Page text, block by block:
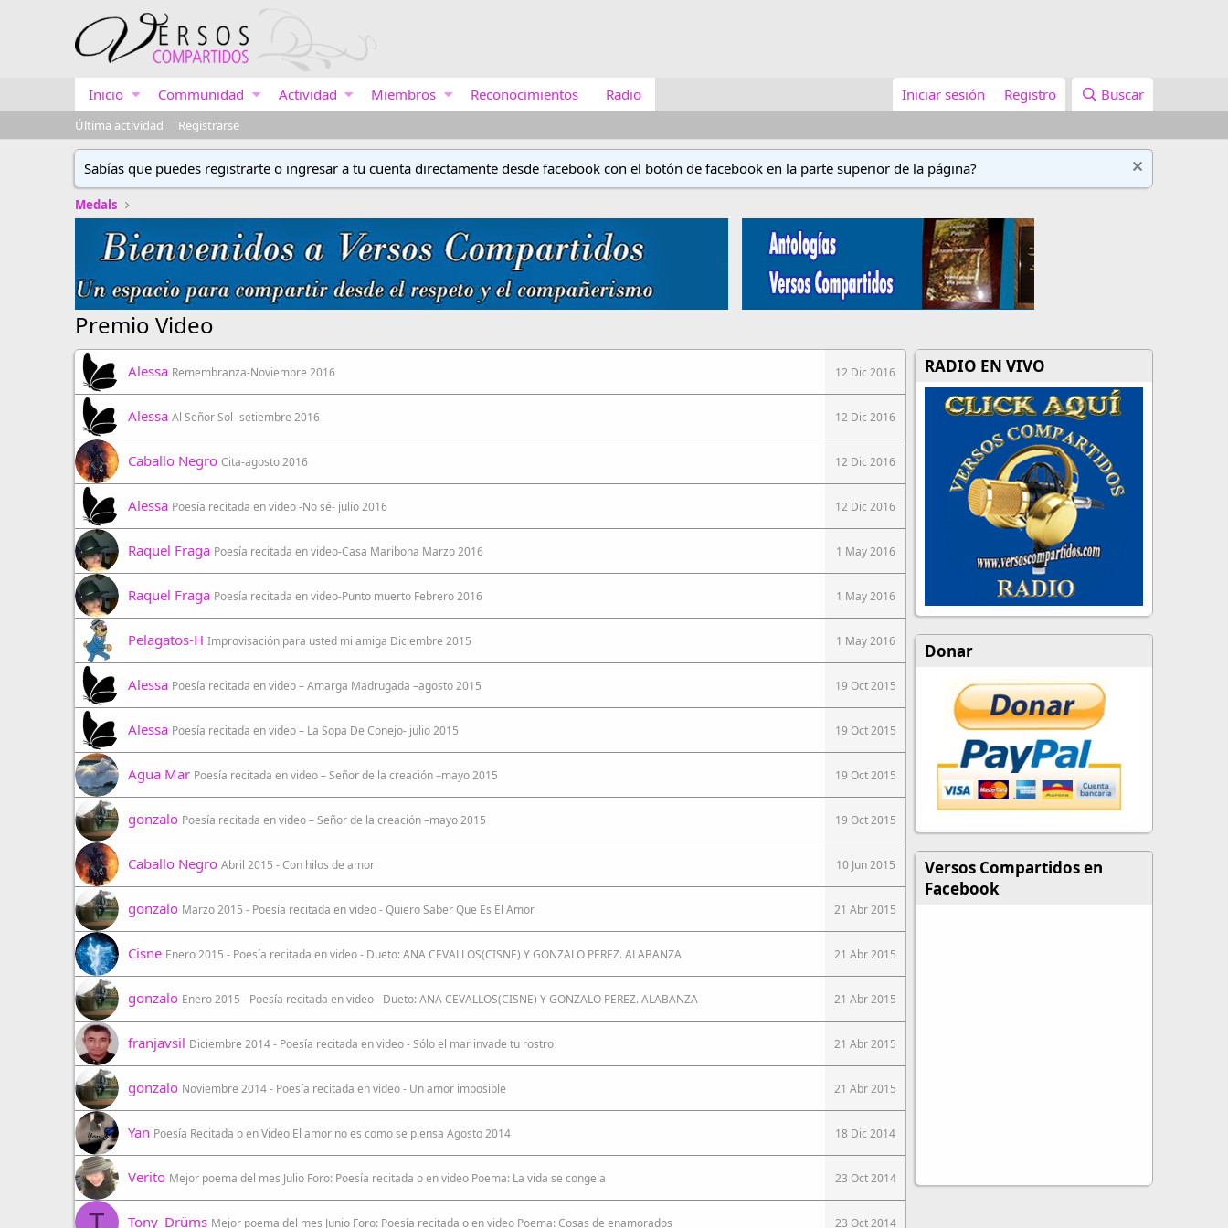
Inicio Communidad Actividad Miembros Reconocimientos Radio Iniciar sesión Registro Buscar
Última actividad Registrarse
Sabías que puedes registrarte o ingresar a tu cuenta directamente desde facebook con el botón de facebook en la parte superior de la página?
Medals
Premio Video
Alessa Remembranza-Noviembre 2016 12 Dic 2016
Alessa Al Señor Sol- setiembre 2016 12 Dic 2016
Caballo Negro Cita-agosto 2016 12 Dic 2016
Alessa Poesía recitada en video -No sé- julio 2016 12 Dic 2016
Raquel Fraga Poesía recitada en video-Casa Maribona Marzo 2016 1 May 2016
Raquel Fraga Poesía recitada en video-Punto muerto Febrero 2016 1 May 2016
Pelagatos-H Improvisación para usted mi amiga Diciembre 2015 1 May 2016
Alessa Poesía recitada en video – Amarga Madrugada –agosto 2015 19 Oct 2015
Alessa Poesía recitada en video – La Sopa De Conejo- julio 2015 19 Oct 2015
Agua Mar Poesía recitada en video – Señor de la creación –mayo 2015 19 Oct 2015
gonzalo Poesía recitada en video – Señor de la creación –mayo 2015 19 Oct 2015
Caballo Negro Abril 2015 - Con hilos de amor 10 Jun 2015
gonzalo Marzo 2015 - Poesía recitada en video - Quiero Saber Que Es El Amor 21 Abr 2015
Cisne Enero 2015 - Poesía recitada en video - Dueto: ANA CEVALLOS(CISNE) Y GONZALO PEREZ. ALABANZA 21 Abr 2015
gonzalo Enero 2015 - Poesía recitada en video - Dueto: ANA CEVALLOS(CISNE) Y GONZALO PEREZ. ALABANZA 21 Abr 2015
franjavsil Diciembre 2014 - Poesía recitada en video - Sólo el mar invade tu rostro 21 Abr 2015
gonzalo Noviembre 2014 - Poesía recitada en video - Un amor imposible 21 Abr 2015
Yan Poesía Recitada o en Video El amor no es como se piensa Agosto 2014 18 Dic 2014
Verito Mejor poema del mes Julio Foro: Poesía recitada o en video Poema: La vida se congela 23 Oct 2014
T Tony_Drüms Mejor poema del mes Junio Foro: Poesía recitada o en video Poema: Cosas de enamorados 23 Oct 2014
RADIO EN VIVO
Donar
Versos Compartidos en
Facebook